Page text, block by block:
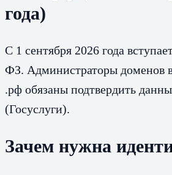
года)
С 1 сентября 2026 года
ФЗ. Администраторы доменов
.рф обязаны подтвердить
(Госуслуги).
Зачем нужна